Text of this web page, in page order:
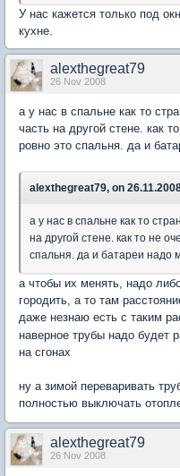
У нас кажется только под
кухне.
alexthegreat79
26 Nov 2008
а у нас в спальне как то
часть на другой стене. как
ровно это спальня. да и
alexthegreat79, on
а у нас в спальне как то
на другой стене. как то не
спальня. да и батареи надо
а чтобы их менять, надо
городить, а то там
даже незнаю есть с таким
наверное трубы надо будет
на сгонах
ну а зимой переваривать
полностью выключать
alexthegreat79
26 Nov 2008